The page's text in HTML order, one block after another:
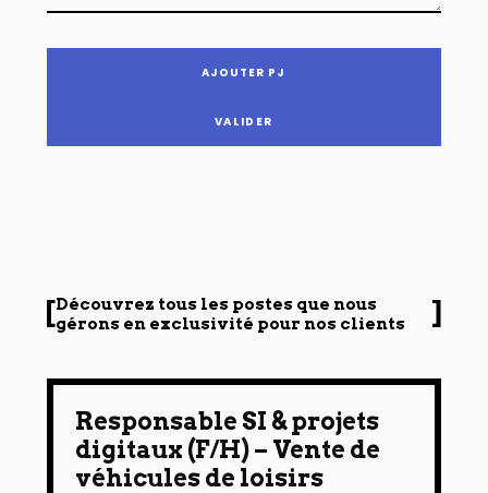
AJOUTER PJ
Découvrez tous les postes que nous
gérons en exclusivité pour nos clients
Responsable SI & projets
digitaux (F/H) – Vente de
véhicules de loisirs